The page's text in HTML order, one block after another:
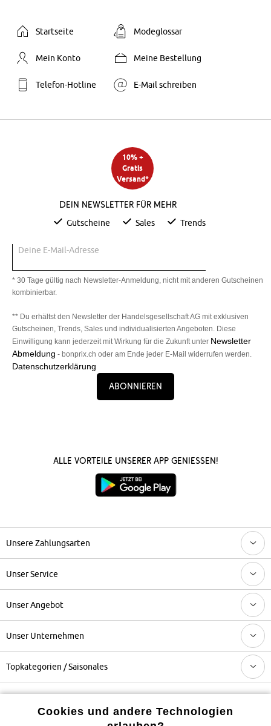
Startseite Modeglossar
Mein Konto Meine Bestellung
Telefon-Hotline E-Mail schreiben
10% +
Gratis
Versand*
Dein Newsletter für mehr
Gutscheine Sales Trends
Deine E-Mail-Adresse
* 30 Tage gültig nach Newsletter-Anmeldung, nicht mit anderen Gutscheinen
kombinierbar.
** Du erhältst den Newsletter der Handelsgesellschaft AG mit exklusiven
Gutscheinen, Trends, Sales und individualisierten Angeboten. Diese
Einwilligung kann jederzeit mit Wirkung für die Zukunft unter Newsletter
Abmeldung - bonprix.ch oder am Ende jeder E-Mail widerrufen werden.
Datenschutzerklärung
Abonnieren
Alle Vorteile unserer App genießen!
Unsere Zahlungsarten
Unser Service
Unser Angebot
Unser Unternehmen
Topkategorien / Saisonales
Mehr von bonprix auf
Cookies und andere Technologien